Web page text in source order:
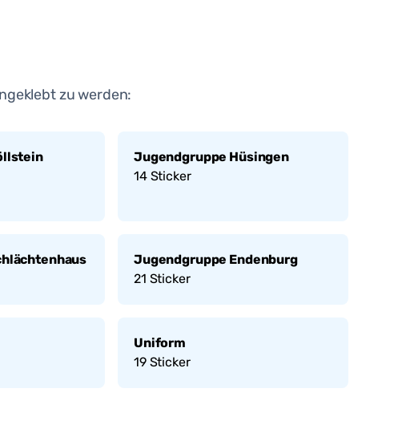
zu werden:
Jugendgruppe Hüsingen
14Sticker
Jugendgruppe Endenburg
21 Sticker
Uniform
19Sticker